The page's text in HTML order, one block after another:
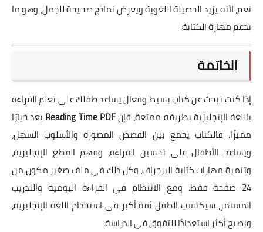
نعم، لأنه يزيد الحصيلة اللغوية ويعرض نماذج صحيحة للجمل، وهو ما
يدعم مهارة الكتابة.
الخاتمة
إذا كنت تبحث عن كتاب بسيط وفعال يساعد طفلك على تعلم القراءة
باللغة الإنجليزية بطريقة ممتعة، فإنReading Time PDFيعد خيارًا
مميزًا. فالكتاب يجمع بين القصص المصورة والأسلوب السهل،
ويساعد الأطفال على تحسين القراءة، وفهم القطع الإنجليزية،
وتنمية مهارات كتابة البرجراف، وكل ذلك في ملف صغير مكون من
24 صفحة فقط. ومع الانتظام في القراءة اليومية والتدريب
المستمر، سيكتسب الطفل ثقة أكبر في استخدام اللغة الإنجليزية،
ويصبح أكثر استعدادًا للتفوق في الدراسة.